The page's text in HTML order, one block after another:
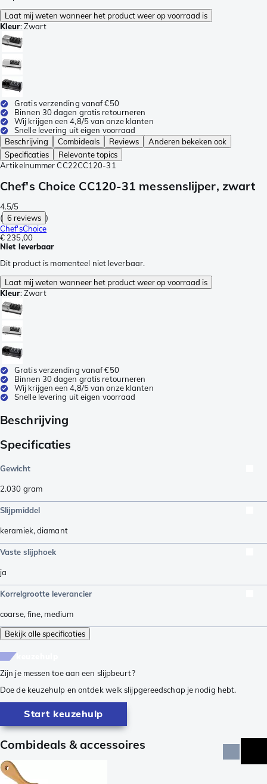
Laat mij weten wanneer het product weer op voorraad is
Kleur:Zwart
Gratis verzending vanaf €50
Binnen 30 dagen gratis retourneren
Wij krijgen een 4,8/5 van onze klanten
Snelle levering uit eigen voorraad
Beschrijving
Combideals Reviews
Anderen bekeken ook
Specificaties
Relevante topics
Artikelnummer CC22CC120-31
Chef's Choice CC120-31 messenslijper, zwart
4.5/5
( 6 reviews )
Chef'sChoice
€ 235,00
Niet leverbaar
Dit product is momenteel niet leverbaar.
Laat mij weten wanneer het product weer op voorraad is
Kleur:Zwart
Gratis verzending vanaf €50
Binnen 30 dagen gratis retourneren
Wij krijgen een 4,8/5 van onze klanten
Snelle levering uit eigen voorraad
Beschrijving
Specificaties
Gewicht
2.030 gram
Slijpmiddel
keramiek,diamant
Vaste slijphoek
ja
Korrelgrootte leverancier
coarse, fine, medium
Bekijk alle specificaties
Zijn je messen toe aan een slijpbeurt?
Doe de keuzehulp en ontdek welk slijpgereedschap je nodig hebt.
Start keuzehulp
Combideals & accessoires